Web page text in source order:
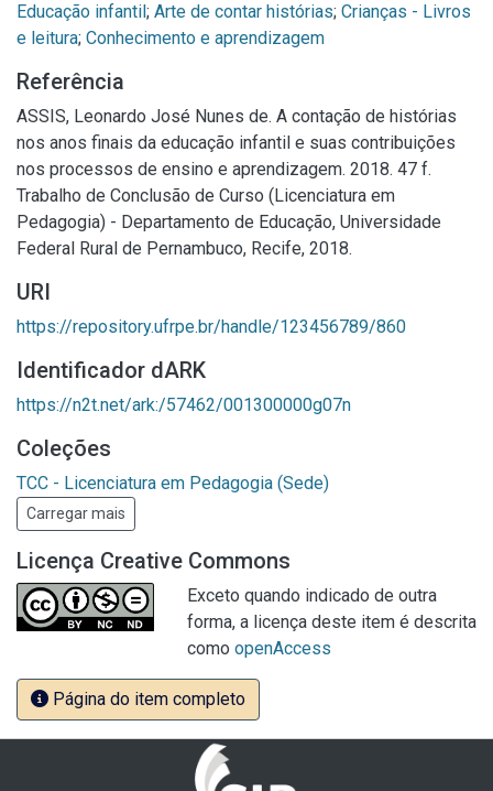
Educação infantil; Arte de contar histórias; Crianças - Livros
e leitura; Conhecimento e aprendizagem
Referência
ASSIS, Leonardo José Nunes de. A contação de histórias
nos anos finais da educação infantil e suas contribuições
nos processos de ensino e aprendizagem. 2018. 47 f.
Trabalho de Conclusão de Curso (Licenciatura em
Pedagogia) - Departamento de Educação, Universidade
Federal Rural de Pernambuco, Recife, 2018.
URI
https://repository.ufrpe.br/handle/123456789/860
Identificador dARK
https://n2t.net/ark:/57462/001300000g07n
Coleções
TCC - Licenciatura em Pedagogia (Sede)
Carregar mais
Licença Creative Commons
Exceto quando indicado de outra
forma, a licença deste item é descrita
como openAccess
Página do item completo